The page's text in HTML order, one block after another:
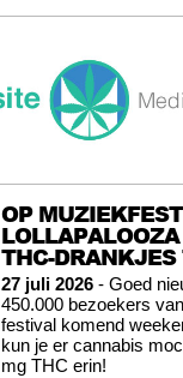
OP
THC-DRANKJES
27 juli 2026 - Goed
450.000 bezoekers
festival komend
kun je er cannabis
mg THC erin!